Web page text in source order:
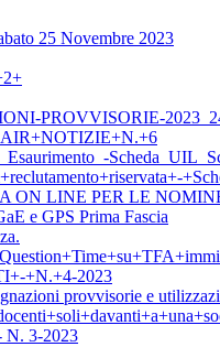
25 Novembre 2023
PROVVISORIE-
ON LINE PER LE
e GPS Prima Fascia
+N.+4-2023
provvisorie e
3-2023